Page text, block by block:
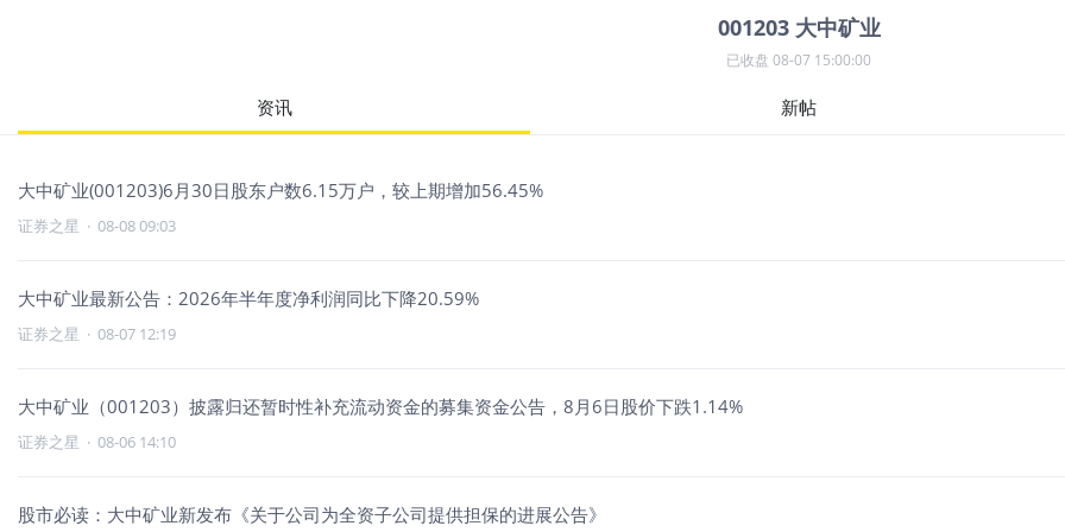
001203 大中矿业
已收盘 08-07 15:00:00
资讯 新帖
大中矿业(001203)6月30日股东户数6.15万户，较上期增加56.45%
证券之星 · 08-08 09:03
大中矿业最新公告：2026年半年度净利润同比下降20.59%
证券之星 · 08-07 12:19
大中矿业（001203）披露归还暂时性补充流动资金的募集资金公告，8月6日股价下跌1.14%
证券之星 · 08-06 14:10
股市必读：大中矿业新发布《关于公司为全资子公司提供担保的进展公告》